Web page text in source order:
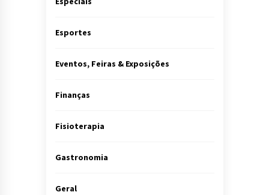
Esportes
Eventos, Feiras & Exposições
Finanças
Fisioterapia
Gastronomia
Geral